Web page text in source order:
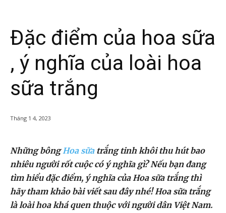
Đặc điểm của hoa sữa
, ý nghĩa của loài hoa
sữa trắng
Tháng 1 4, 2023
Những bôngHoa sữatrắng tinh khôi thu hút bao
nhiêu người rốt cuộc có ý nghĩa gì? Nếu bạn đang
tìm hiểu đặc điểm, ý nghĩa của Hoa sữa trắng thì
hãy tham khảo bài viết sau đây nhé! Hoa sữa trắng
là loài hoa khá quen thuộc với người dân Việt Nam.